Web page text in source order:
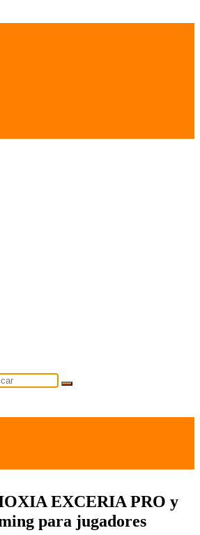
EXCERIA PRO y
para jugadores